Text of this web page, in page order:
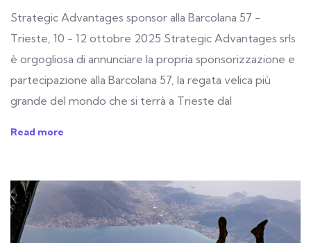
Strategic Advantages sponsor alla Barcolana 57 -
Trieste, 10 - 12 ottobre 2025 Strategic Advantages srls
è orgogliosa di annunciare la propria sponsorizzazione e
partecipazione alla Barcolana 57, la regata velica più
grande del mondo che si terrà a Trieste dal
Read more